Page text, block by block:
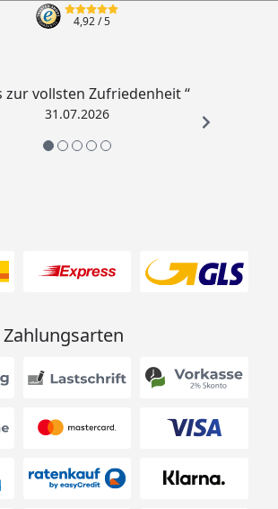
4,92/ 5
zur vollsten Zufriedenheit “
31.07.2026